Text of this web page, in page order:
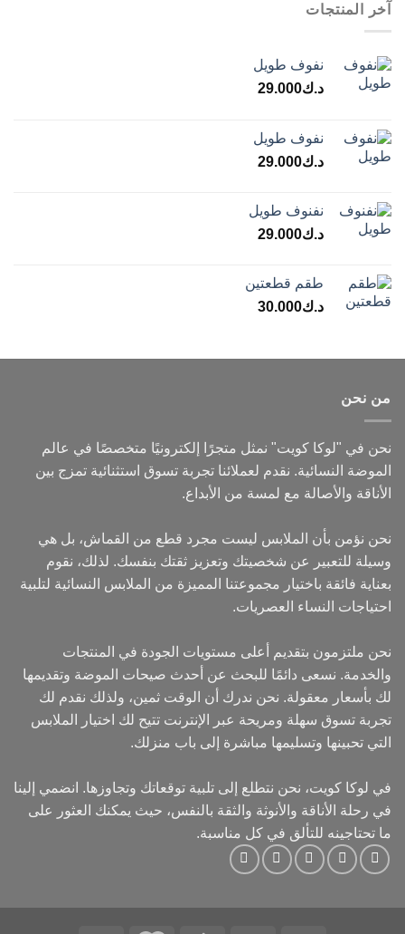
آخر المنتجات
نفوف طويل
د.ك29.000
نفوف طويل
د.ك29.000
نفنوف طويل
د.ك29.000
طقم قطعتين
د.ك30.000
من نحن
نحن في "لوكا كويت" نمثل متجرًا إلكترونيًا متخصصًا في عالم
الموضة النسائية. نقدم لعملائنا تجربة تسوق استثنائية تمزج بين
الأناقة والأصالة مع لمسة من الأبداع.
نحن نؤمن بأن الملابس ليست مجرد قطع من القماش، بل هي
وسيلة للتعبير عن شخصيتك وتعزيز ثقتك بنفسك. لذلك، نقوم
بعناية فائقة باختيار مجموعتنا المميزة من الملابس النسائية لتلبية
احتياجات النساء العصريات.
نحن ملتزمون بتقديم أعلى مستويات الجودة في المنتجات
والخدمة. نسعى دائمًا للبحث عن أحدث صيحات الموضة وتقديمها
لك بأسعار معقولة. نحن ندرك أن الوقت ثمين، ولذلك نقدم لك
تجربة تسوق سهلة ومريحة عبر الإنترنت تتيح لك اختيار الملابس
التي تحبينها وتسليمها مباشرة إلى باب منزلك.
في لوكا كويت، نحن نتطلع إلى تلبية توقعاتك وتجاوزها. انضمي إلينا
في رحلة الأناقة والأنوثة والثقة بالنفس، حيث يمكنك العثور على
ما تحتاجينه للتألق في كل مناسبة.